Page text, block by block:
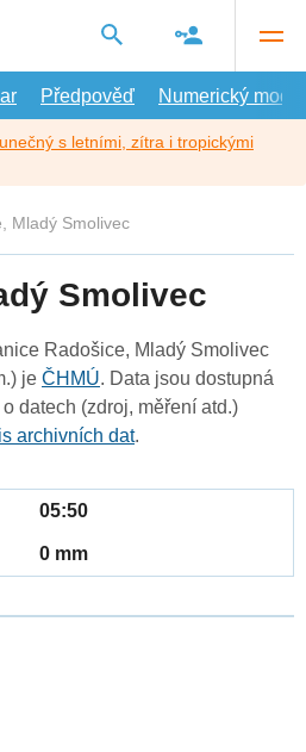
Předpověď Numerický model
s letními, zítra i tropickými
Mladý Smolivec
Smolivec
Radošice, Mladý Smolivec
je ČHMÚ. Data jsou dostupná
datech (zdroj, měření atd.)
archivních dat.
05:50
0 mm